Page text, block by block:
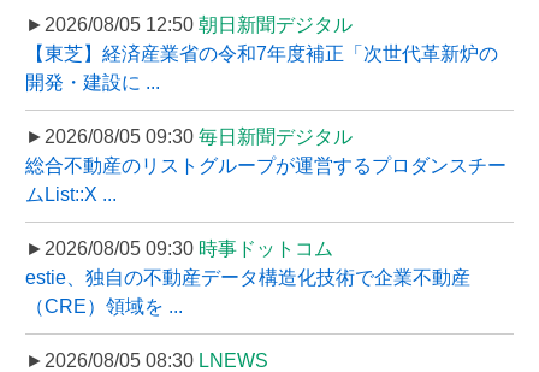
►2026/08/05 12:50 朝日新聞デジタル
【東芝】経済産業省の令和7年度補正「次世代革新炉の
開発・建設に ...
►2026/08/05 09:30 毎日新聞デジタル
総合不動産のリストグループが運営するプロダンスチー
ムList::X ...
►2026/08/05 09:30 時事ドットコム
estie、独自の不動産データ構造化技術で企業不動産
（CRE）領域を ...
►2026/08/05 08:30 LNEWS